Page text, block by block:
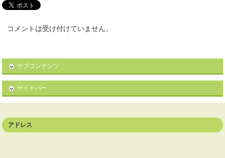
コメントは受け付けていません。
サブコンテンツ
サイドバー
アドレス